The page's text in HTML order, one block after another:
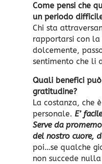
Come pensi che
un periodo
Chi sta
rapportarsi con
dolcemente,
sentimento che li
Quali benefici
gratitudine?
La costanza, che
personale.E’
Serve da
del nostro cuore,
poi…se qualche
non succede